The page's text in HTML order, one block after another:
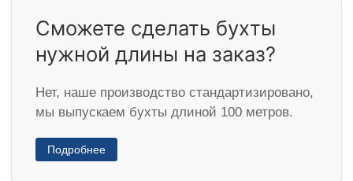
Сможете сделать бухты
нужной длины на заказ?
Нет, наше производство стандартизировано,
мы выпускаем бухты длиной 100 метров.
Подробнее